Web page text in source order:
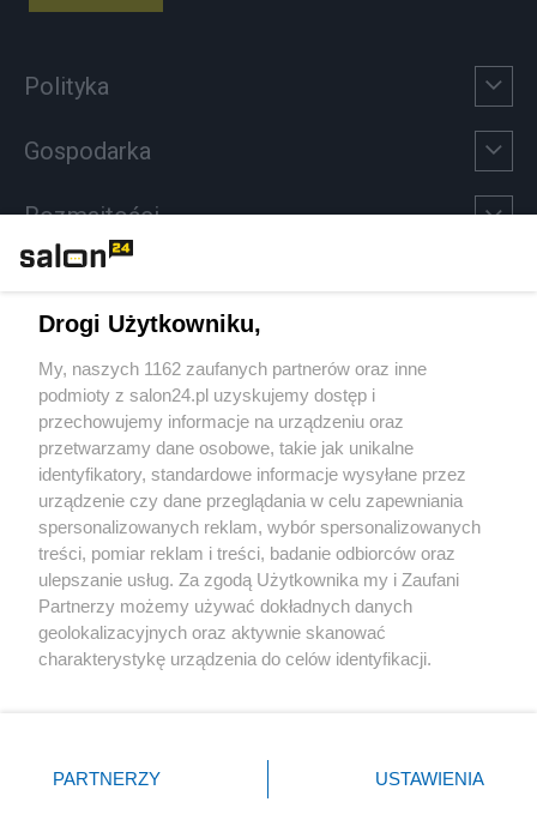
Polityka
Gospodarka
Rozmaitości
Sport
Społeczeństwo
Kultura
X Facebook Instagram Youtube
Drogi Użytkowniku,
My, naszych 1162 zaufanych partnerów oraz inne
podmioty z salon24.pl uzyskujemy dostęp i
przechowujemy informacje na urządzeniu oraz
przetwarzamy dane osobowe, takie jak unikalne
identyfikatory, standardowe informacje wysyłane przez
urządzenie czy dane przeglądania w celu zapewniania
spersonalizowanych reklam, wybór spersonalizowanych
treści, pomiar reklam i treści, badanie odbiorców oraz
ulepszanie usług. Za zgodą Użytkownika my i Zaufani
Partnerzy możemy używać dokładnych danych
geolokalizacyjnych oraz aktywnie skanować
charakterystykę urządzenia do celów identyfikacji.
zmienić/wycofać klikając przycisk ustawień prywatności
znajdujący się w lewym dolnym rogu strony
PARTNERZY USTAWIENIA